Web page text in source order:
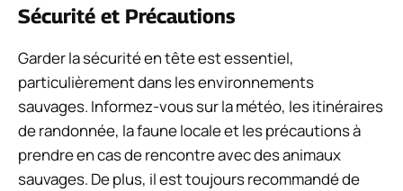
Sécurité et Précautions
Garder la sécurité en tête est essentiel,
particulièrement dans les environnements
sauvages. Informez-vous sur la météo, les itinéraires
de randonnée, la faune locale et les précautions à
prendre en cas de rencontre avec des animaux
sauvages. De plus, il est toujours recommandé de